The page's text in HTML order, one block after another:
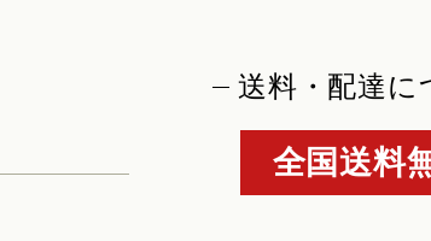
送料・配達に
全国送料